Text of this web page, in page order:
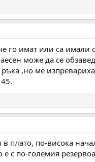
го имат или са имали
може да се
,но ме изпревариха
плато, по-висока
с по-големия